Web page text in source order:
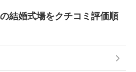
結婚式場をクチコミ評価順